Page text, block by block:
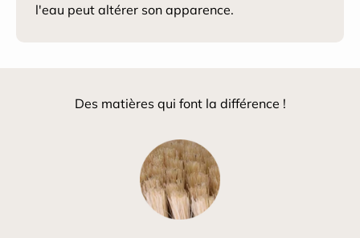
l'eau peut altérer son apparence.
Des matières qui font la différence !